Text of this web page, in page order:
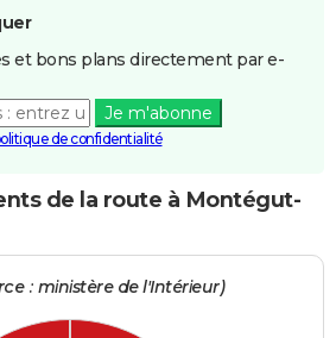
et bons plans directement par e-
Je m'abonne
de confidentialité
de la route à Montégut-
: ministère de l'Intérieur)